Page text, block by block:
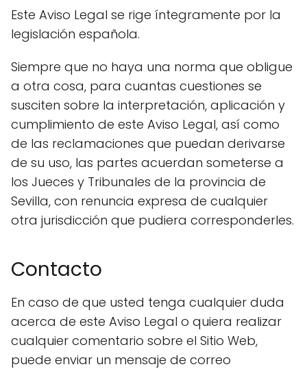
Este Aviso Legal se rige íntegramente por la
legislación española.
Siempre que no haya una norma que obligue
a otra cosa, para cuantas cuestiones se
susciten sobre la interpretación, aplicación y
cumplimiento de este Aviso Legal, así como
de las reclamaciones que puedan derivarse
de su uso, las partes acuerdan someterse a
los Jueces y Tribunales de la provincia de
Sevilla, con renuncia expresa de cualquier
otra jurisdicción que pudiera corresponderles.
Contacto
En caso de que usted tenga cualquier duda
acerca de este Aviso Legal o quiera realizar
cualquier comentario sobre el Sitio Web,
puede enviar un mensaje de correo